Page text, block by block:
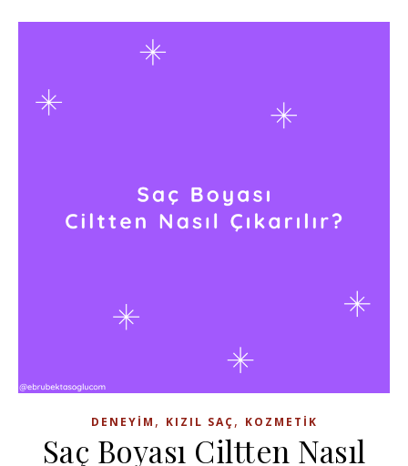
DENEYIM , KIZIL SAÇ, KOZMETIK
Saç Boyası Ciltten Nasıl